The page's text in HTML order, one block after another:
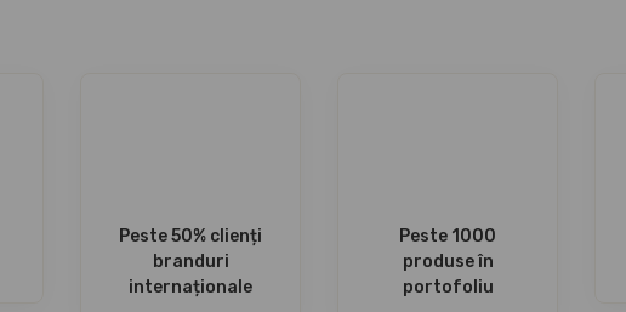
Peste 50% clienți
branduri
internaționale
Peste 1000
produse în
portofoliu